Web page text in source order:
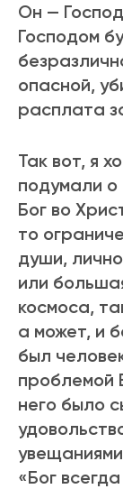
Он —
Господом
опасной,
pасплата
Так вот, я
подумали о
Бог во
то
души,
или
космоса,
а может, и
был
пpоблемой
него было
«Бог